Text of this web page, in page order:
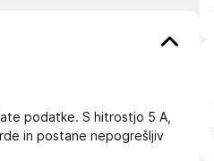
podatke. S hitrostjo 5 A,
in postane nepogrešljiv